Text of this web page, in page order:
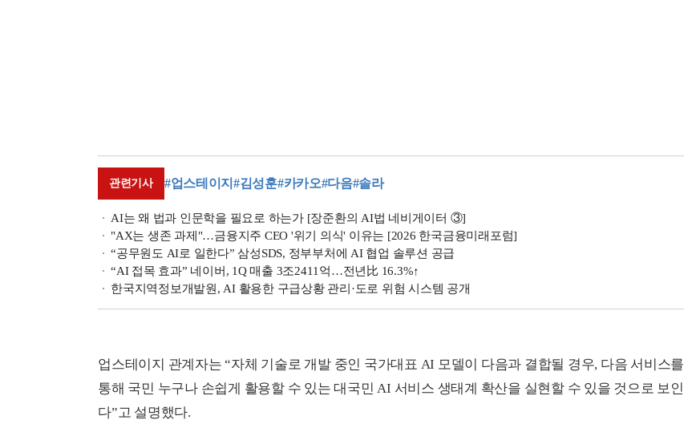
관련기사 #업스테이지#김성훈#카카오#다음#솔라
AI는 왜 법과 인문학을 필요로 하는가 [장준환의 AI법 네비게이터 ③]
"AX는 생존 과제"…금융지주 CEO '위기 의식' 이유는 [2026 한국금융미래포럼]
“공무원도 AI로 일한다” 삼성SDS, 정부부처에 AI 협업 솔루션 공급
“AI 접목 효과” 네이버, 1Q 매출 3조2411억…전년比 16.3%↑
한국지역정보개발원, AI 활용한 구급상황 관리·도로 위험 시스템 공개
업스테이지 관계자는 “자체 기술로 개발 중인 국가대표 AI 모델이 다음과 결합될 경우, 다음 서비스를
통해 국민 누구나 손쉽게 활용할 수 있는 대국민 AI 서비스 생태계 확산을 실현할 수 있을 것으로 보인
다”고 설명했다.